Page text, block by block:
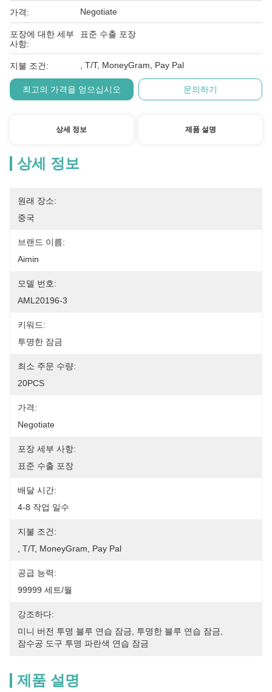
가격: Negotiate
포장에 대한 세부
사항:
표준 수출 포장
지불 조건: , T/T, MoneyGram, Pay Pal
최고의 가격을 얻으십시오 문의하기
상세 정보 제품 설명
상세 정보
원래 장소:
중국
브랜드 이름:
Aimin
모델 번호:
AML20196-3
키워드:
투명한 잠금
최소 주문 수량:
20PCS
가격:
Negotiate
포장 세부 사항:
표준 수출 포장
배달 시간:
4-8 작업 일수
지불 조건:
, T/T, MoneyGram, Pay Pal
공급 능력:
99999 세트/월
강조하다:
미니 버전 투명 블루 연습 잠금
투명한 블루 연습 잠금
잠수공 도구 투명 파란색 연습 잠금
제품 설명